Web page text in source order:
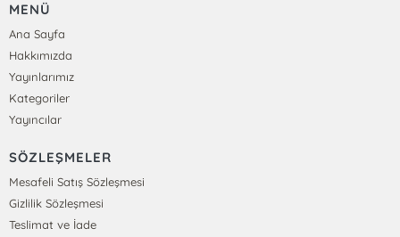
MENÜ
Ana Sayfa
Hakkımızda
Yayınlarımız
Kategoriler
Yayıncılar
SÖZLEŞMELER
Mesafeli Satış Sözleşmesi
Gizlilik Sözleşmesi
Teslimat ve İade